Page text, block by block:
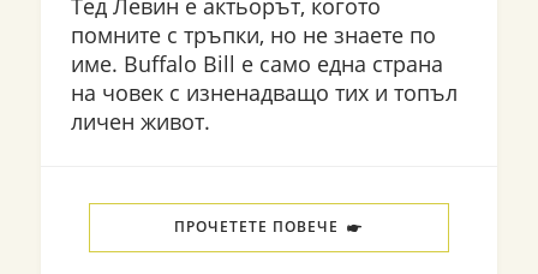
помните с тръпки, но не знаете по
име. Buffalo Bill е само една страна
на човек с изненадващо тих и топъл
личен живот.
ПРОЧЕТЕТЕ ПОВЕЧЕ